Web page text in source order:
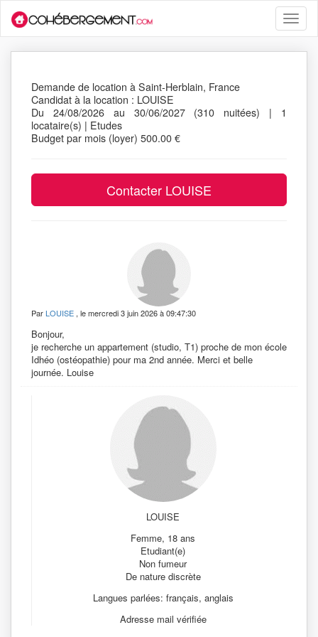
Toggle
Demande de location à Saint-Herblain, France
Candidat à la location : LOUISE
Du 24/08/2026 au 30/06/2027 (310 nuitées) | 1
locataire(s) | Etudes
Budget par mois (loyer) 500.00 €
ParLOUISE , le mercredi 3 juin 2026 à 09:47:30
Bonjour,
je recherche un appartement (studio, T1) proche de mon école
Idhéo (ostéopathie) pour ma 2nd année. Merci et belle
journée. Louise
LOUISE
Femme, 18 ans
Etudiant(e)
Non fumeur
De nature discrète
Langues parlées: français, anglais
Adresse mail vérifiée